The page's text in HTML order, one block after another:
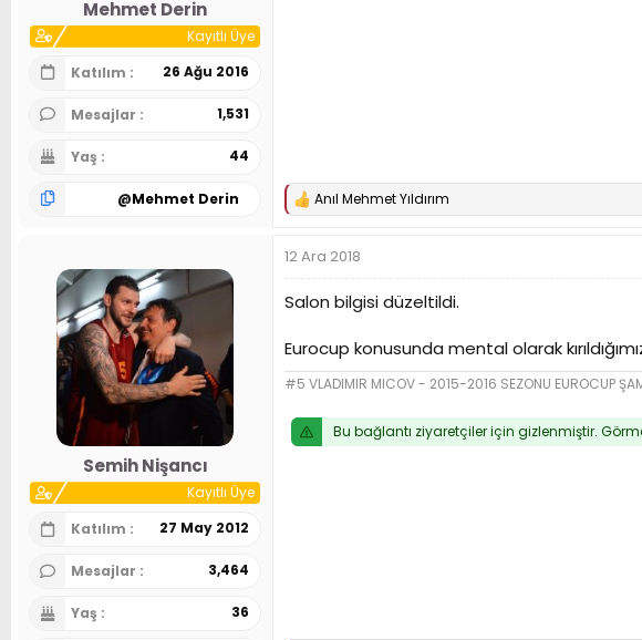
Mehmet Derin
Kayıtlı Üye
Katılım
26 Ağu 2016
Mesajlar 1,531
Yaş 44
@Mehmet Derin
T
k
i
l
e
:
Anıl Mehmet Yıldırım
Semih Nişancı
Kayıtlı Üye
Katılım
27 May 2012
Mesajlar 3,464
Yaş 36
12 Ara 2018
Salon bilgisi düzeltildi.
Eurocup konusunda mental olarak
#5 VLADIMIR MICOV - 2015-2016 SEZONU EUROCUP
Bu bağlantı ziyaretçiler için gizlenmiştir.